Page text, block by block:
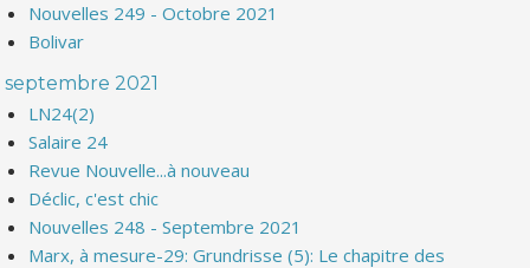
Nouvelles 249 - Octobre 2021
Bolivar
septembre 2021
LN24(2)
Salaire 24
Revue Nouvelle...à nouveau
Déclic, c'est chic
Nouvelles 248 - Septembre 2021
Marx, à mesure-29: Grundrisse (5): Le chapitre des